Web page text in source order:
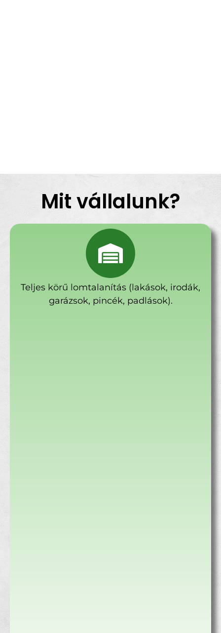
Mit vállalunk?
Teljes körű lomtalanítás (lakások, irodák,
garázsok, pincék, padlások).